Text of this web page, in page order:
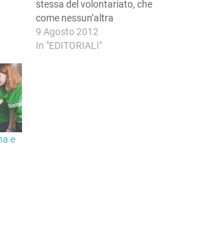
stessa del volontariato, che
come nessun’altra
organizzazione sa essere
sintesi armonica e
9 Agosto 2012
In "EDITORIALI"
e